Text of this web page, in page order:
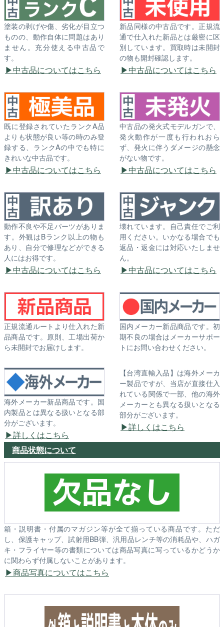
塗装の剥げや傷、劣化が目立つ
ものの、動作自体に問題はあり
ません。充分使える中古品で
す。
中古品についてはこちら
新品同様の中古品です。正規流
通で仕入れた新品とは厳密に区
別しています。買取時は未開封
の物も開封確認します。
中古品についてはこちら
既に登録されていたランクA品
よりも状態が良い等の時のみ登
録する、ランクAの中でも特に
きれいな中古品です。
中古品についてはこちら
中古品の発火式モデルガンで、
発火動作が一度も行われおら
ず、発火に伴うダメージの懸念
がない物です。
中古品についてはこちら
動作不良や不足パーツがありま
す。外観はBランク以上の物も
あり、自分で修理などができる
人にはお得です。
中古品についてはこちら
壊れています。自己責任でご利
用ください。いかなる場合でも
返品・返金には対応いたしませ
ん。
中古品についてはこちら
正規流通ルートより仕入れた新
品商品です。原則、工場出荷か
ら未開封でお届けします。
国内メーカー新品商品です。初
期不良の場合はメーカーサポー
トにお問い合わせください。
海外メーカー新品商品です。国
内製品とは異なる扱いとなる部
分がございます。
詳しくはこちら
【台湾直輸入品】は海外メーカ
ー製品ですが、当店が直接仕入
れている関係で一部、他の海外
メーカーとも異なる扱いとなる
部分がございます。
詳しくはこちら
商品状態について
箱・説明書・付属のマガジン等が全て揃っている商品です。ただ
し、保護キャップ、試射用BB弾、汎用品レンチ等の消耗品や、ハガ
キ・フライヤー等の書類については商品写真に写っているかどうか
に関わらず付属しないことがあります。
商品写真についてはこちら